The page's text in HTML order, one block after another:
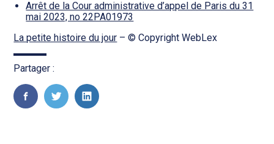
Arrêt de la Cour administrative d’appel de Paris du 31
mai 2023, no 22PA01973
La petite histoire du jour – © Copyright WebLex
Partager :
FaceBook
TwitterLinkedIn